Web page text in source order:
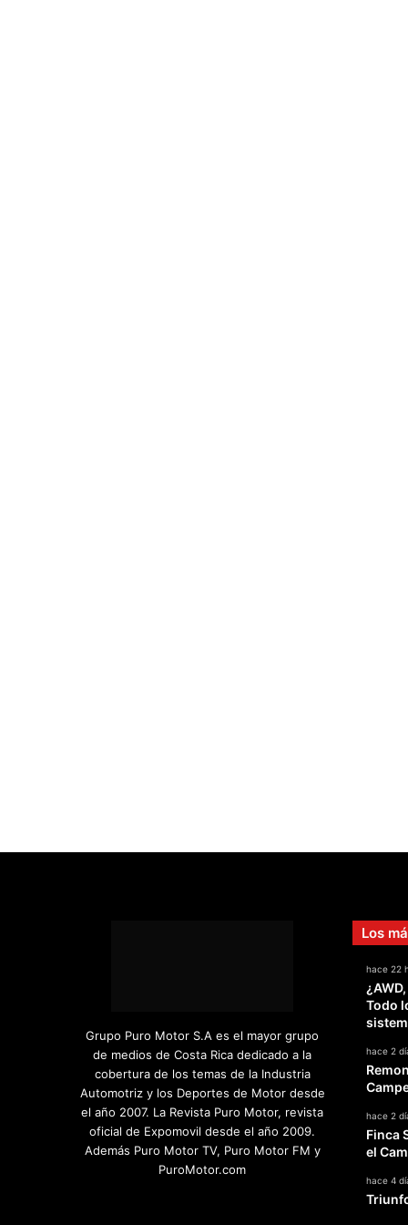
Grupo Puro Motor S.A es el mayor grupo
de medios de Costa Rica dedicado a la
cobertura de los temas de la Industria
Automotriz y los Deportes de Motor desde
el año 2007. La Revista Puro Motor, revista
oficial de Expomovil desde el año 2009.
Además Puro Motor TV, Puro Motor FM y
PuroMotor.com
Los
hace 22
Todo
hace 2
hace 2
Finca
el
hace 4